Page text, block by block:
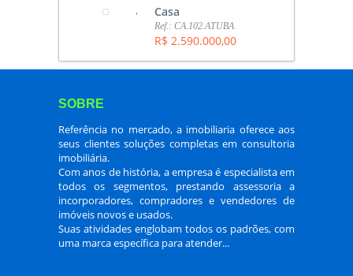
, Casa
Ref.: CA.102.ATUBA
R$ 2.590.000,00
SOBRE
Referência no mercado, a imobiliaria oferece aos
seus clientes soluções completas em consultoria
imobiliária.
Com anos de história, a empresa é especialista em
todos os segmentos, prestando assessoria a
incorporadores, compradores e vendedores de
imóveis novos e usados.
Suas atividades englobam todos os padrões, com
uma marca específica para atender...